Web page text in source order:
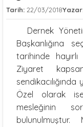
Tarih: 22/03/2018
Dernek
Başkanlığına
tarihinde
Ziyaret
Özel olarak
mesleğinin
bulunulmuştur.